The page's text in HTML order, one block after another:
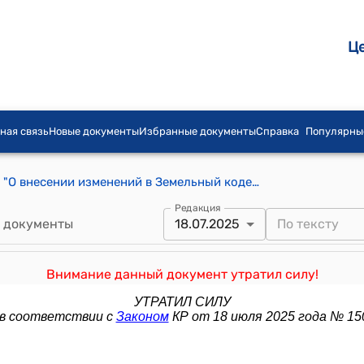
связьНовые документыИзбранные документыСправка
Закон КР от 25 июля 2017 года № 139 "О внесении изменений в Земельный кодекс Кыргызской Республики"
Редакция
18.07.2025
Внимание данный документ утратил силу!